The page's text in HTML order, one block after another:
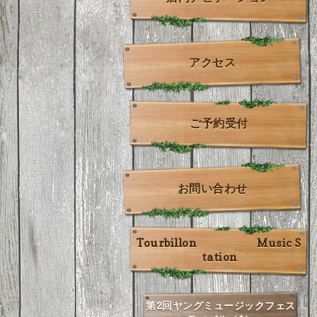
アクセス
ご予約受付
お問い合わせ
Tourbillon Music S
tation
第2回ヤングミュージックフェス